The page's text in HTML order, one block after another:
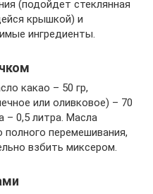
(подойдет стеклянная
крышкой) и
ингредиенты.
какао – 50 гр,
или оливковое) – 70
– 0,5 литра. Масла
полного перемешивания,
взбить миксером.